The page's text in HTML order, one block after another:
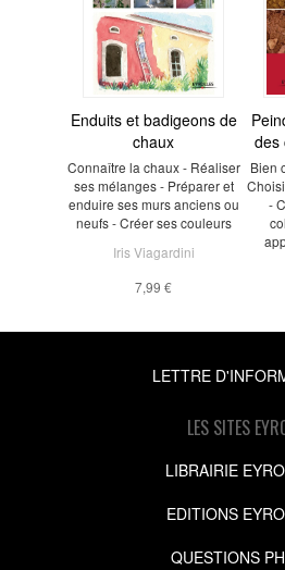
Enduits et badigeons de
chaux
Connaître la chaux - Réaliser
ses mélanges - Préparer et
enduire ses murs anciens ou
neufs - Créer ses couleurs
Iris Viagardini
7,99 €
des
Bien
-
LETTRE
LES SITES
LIBRAIRIE
EDITIONS
QUESTIONS